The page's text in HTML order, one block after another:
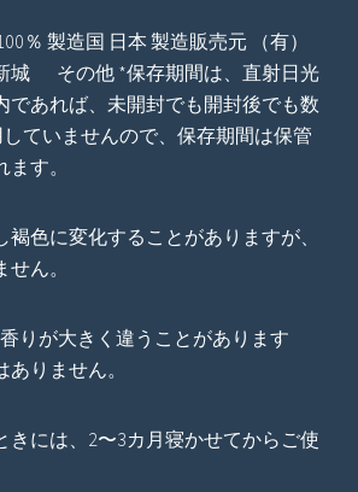
％ 製造国 日本 製造販売元 （有）
城 その他 *保存期間は、直射日光
であれば、未開封でも開封後でも数
ていませんので、保存期間は保管
す。
褐色に変化することがありますが、
ん。
りが大きく違うことがあります
りません。
きには、2〜3カ月寝かせてからご使